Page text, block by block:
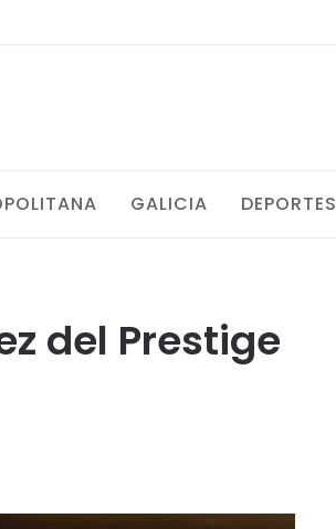
GALICIA DEPORTES
del Prestige